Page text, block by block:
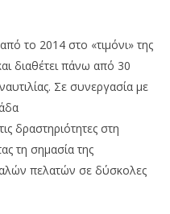
το 2014 στο «τιμόνι» της
διαθέτει πάνω από 30
Σε συνεργασία με
δραστηριότητες στη
τη σημασία της
πελατών σε δύσκολες